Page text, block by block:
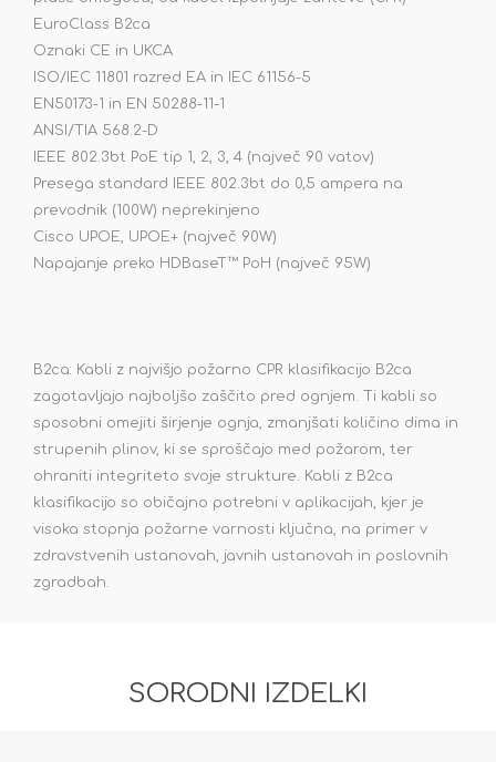
EuroClass B2ca
Oznaki CE in UKCA
ISO/IEC 11801 razred EA in IEC 61156-5
EN50173-1 in EN 50288-11-1
ANSI/TIA 568.2-D
IEEE 802.3bt PoE tip 1, 2, 3, 4 (največ 90 vatov)
Presega standard IEEE 802.3bt do 0,5 ampera na
prevodnik (100W) neprekinjeno
Cisco UPOE, UPOE+ (največ 90W)
Napajanje preko HDBaseT™ PoH (največ 95W)
B2ca: Kabli z najvišjo požarno CPR klasifikacijo B2ca
zagotavljajo najboljšo zaščito pred ognjem. Ti kabli so
sposobni omejiti širjenje ognja, zmanjšati količino dima in
strupenih plinov, ki se sproščajo med požarom, ter
ohraniti integriteto svoje strukture. Kabli z B2ca
klasifikacijo so običajno potrebni v aplikacijah, kjer je
visoka stopnja požarne varnosti ključna, na primer v
zdravstvenih ustanovah, javnih ustanovah in poslovnih
zgradbah.
SORODNI IZDELKI